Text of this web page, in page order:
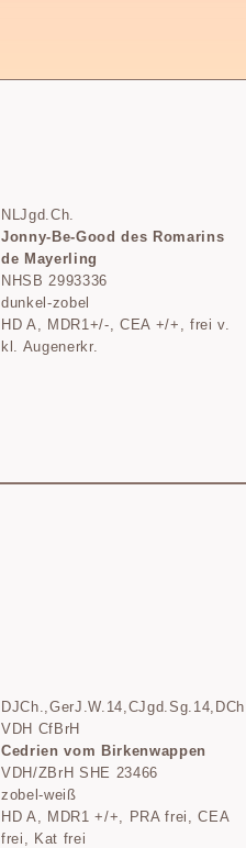
NLJgd.Ch.
Jonny-Be-Good des Romarins
de Mayerling
NHSB 2993336
dunkel-zobel
HD A, MDR1+/-, CEA +/+, frei v.
kl. Augenerkr.
DJCh.,GerJ.W.14,CJgd.Sg.14,DCh
VDH CfBrH
Cedrien vom Birkenwappen
VDH/ZBrH SHE 23466
zobel-weiß
HD A, MDR1 +/+, PRA frei, CEA
frei, Kat frei